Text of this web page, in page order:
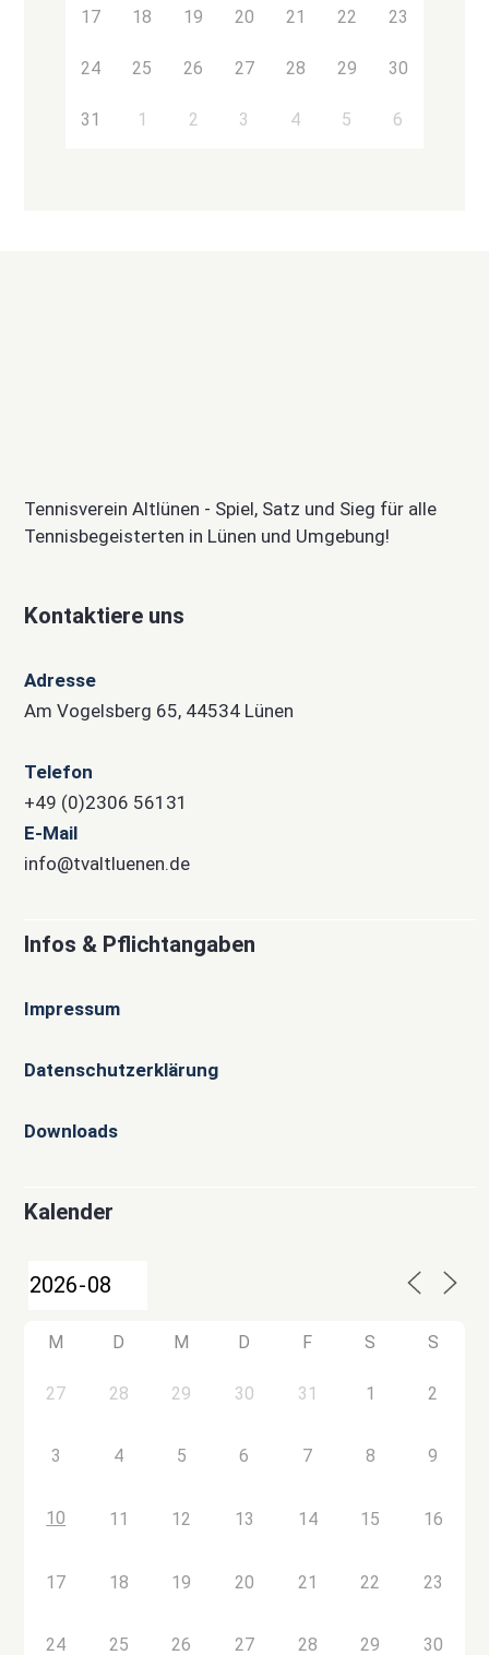
17 18 19 20 21 22 23
24 25 26 27 28 29 30
31 1 2 3 4 5 6
Tennisverein Altlünen - Spiel, Satz und Sieg für alle
Tennisbegeisterten in Lünen und Umgebung!
Kontaktiere uns
Adresse
Am Vogelsberg 65, 44534 Lünen
Telefon
+49 (0)2306 56131
E-Mail
info@tvaltluenen.de
Infos & Pflichtangaben
Impressum
Datenschutzerklärung
Downloads
Kalender
M D M D F S S
27 28 29 30 31 1 2
3 4 5 6 7 8 9
10 11 12 13 14 15 16
17 18 19 20 21 22 23
24 25 26 27 28 29 30